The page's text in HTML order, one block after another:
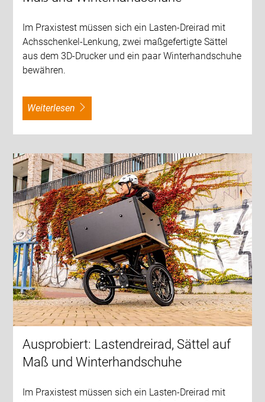
Im Praxistest müssen sich ein Lasten-Dreirad mit
Achsschenkel-Lenkung, zwei maßgefertigte Sättel
aus dem 3D-Drucker und ein paar Winterhandschuhe
bewähren.
weiterlesen
Ausprobiert: Lastendreirad, Sättel auf
Maß und Winterhandschuhe
Im Praxistest müssen sich ein Lasten-Dreirad mit